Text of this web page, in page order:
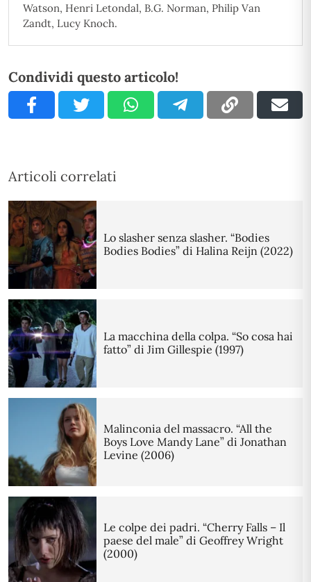
Watson, Henri Letondal, B.G. Norman, Philip Van
Zandt, Lucy Knoch.
Condividi questo articolo!
Articoli correlati
Lo slasher senza slasher. “Bodies
Bodies Bodies” di Halina Reijn (2022)
La macchina della colpa. “So cosa hai
fatto” di Jim Gillespie (1997)
Malinconia del massacro. “All the
Boys Love Mandy Lane” di Jonathan
Levine (2006)
Le colpe dei padri. “Cherry Falls – Il
paese del male” di Geoffrey Wright
(2000)